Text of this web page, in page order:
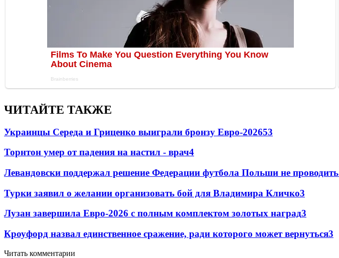
ЧИТАЙТЕ ТАКЖЕ
Украинцы Середа и Гриценко выиграли бронзу Евро-202653
Торнтон умер от падения на настил - врач4
Левандовски поддержал решение Федерации футбола Польши не
Турки заявил о желании организовать бой для Владимира Кличко3
Лузан завершила Евро-2026 с полным комплектом золотых наград3
Кроуфорд назвал единственное сражение, ради которого может вернуться3
Читать комментарии